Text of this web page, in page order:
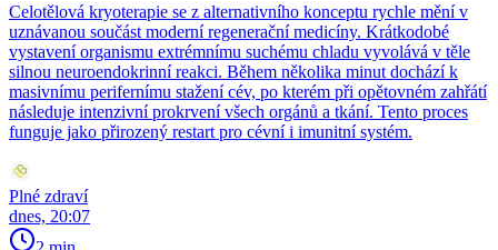
Celotělová kryoterapie se z alternativního konceptu rychle mění v
uznávanou součást moderní regenerační medicíny. Krátkodobé
vystavení organismu extrémnímu suchému chladu vyvolává v těle
silnou neuroendokrinní reakci. Během několika minut dochází k
masivnímu perifernímu stažení cév, po kterém při opětovném zahřátí
následuje intenzivní prokrvení všech orgánů a tkání. Tento proces
funguje jako přirozený restart pro cévní i imunitní systém.
Plné zdraví
dnes, 20:07